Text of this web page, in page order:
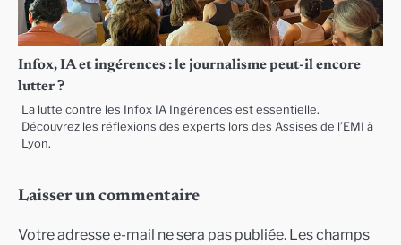
Infox, IA et ingérences : le journalisme peut-il encore
lutter ?
La lutte contre les Infox IA Ingérences est essentielle.
Découvrez les réflexions des experts lors des Assises de l’EMI à
Lyon.
Laisser un commentaire
Votre adresse e-mail ne sera pas publiée. Les champs